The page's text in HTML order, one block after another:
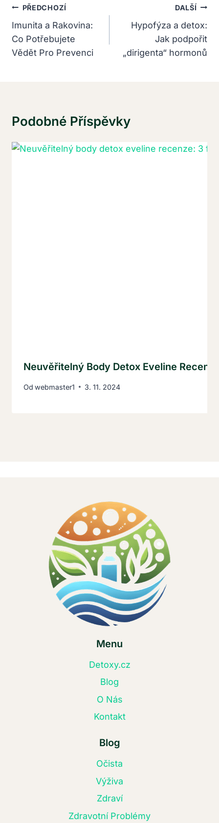
Navigace
Pro
Příspěvek
PŘEDCHOZÍ
Imunita a Rakovina:
Co Potřebujete
Vědět Pro Prevenci
DALŠÍ
Hypofýza a detox:
Jak podpořit
„dirigenta“ hormonů
Podobné Příspěvky
Neuvěřitelný Body Detox Eveline
Od webmaster1 3. 11. 2024
Menu
Detoxy.cz
Blog
O Nás
Kontakt
Blog
Očista
Výživa
Zdraví
Zdravotní Problémy